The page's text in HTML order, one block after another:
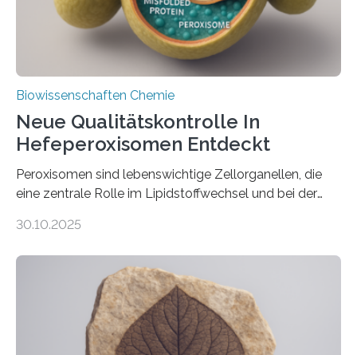
Biowissenschaften Chemie
Neue Qualitätskontrolle In
Hefeperoxisomen Entdeckt
Peroxisomen sind lebenswichtige Zellorganellen, die
eine zentrale Rolle im Lipidstoffwechsel und bei der
erfüllen können, müssen zahlreiche Enzyme präzise in
der Ruhr-Universität Bochum um Prof. Dr. Ralf Erdmann
und Dr. Ismaila Francis Yusuf hat nun einen bislang
unbekannten Qualitätskontrollmechanismus des
peroxisomalen Proteintransports in der Bäckerhefe
Saccharomyces cerevisiae entdeckt, der für die
30.10.2025